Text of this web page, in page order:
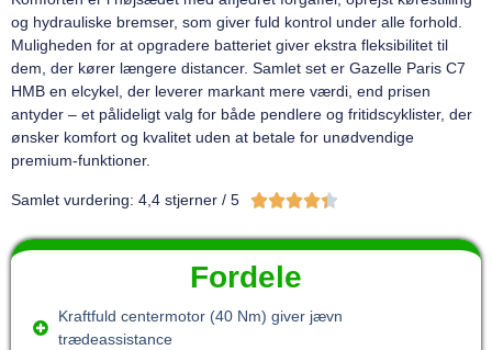
og hydrauliske bremser, som giver fuld kontrol under alle forhold.
Muligheden for at opgradere batteriet giver ekstra fleksibilitet til
dem, der kører længere distancer. Samlet set er Gazelle Paris C7
HMB en elcykel, der leverer markant mere værdi, end prisen
antyder – et pålideligt valg for både pendlere og fritidscyklister, der
ønsker komfort og kvalitet uden at betale for unødvendige
premium-funktioner.
Samlet vurdering: 4,4 stjerner / 5 
Fordele
Kraftfuld centermotor (40 Nm) giver jævn
trædeassistance